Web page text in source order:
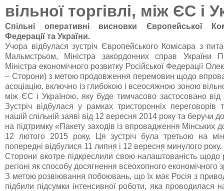
вільної торгівлі, між ЄС і
Спільні оперативні висновки Європейської
Федерації та України.
Учора відбулася зустріч Європейського Комісара з
Мальмстрьом, Міністра закордонних справ України
Міністра економічного розвитку Російської Федерації
– Сторони) з метою продовження перемовин щодо
асоціацію, включно із глибокою і всеосяжною зоною
між ЄС і Україною, яку буде тимчасово застосовано від
Зустріч відбулася у рамках тристоронніх переговорів
нашій спільній заяві від 12 вересня 2014 року та беручи
на підтримку «Пакету заходів із впровадження Мінських
12 лютого 2015 року. Ця зустріч була третьою на
попередні відбулися 11 липня і 12 вересня минулого року.
Сторони вкотре підкреслили свою налаштованість щодо
регіоні як способу досягнення всеохопного економічного
З метою розвіювання побоювань, що їх має Росія з
підбили підсумки інтенсивної роботи, яка проводилася